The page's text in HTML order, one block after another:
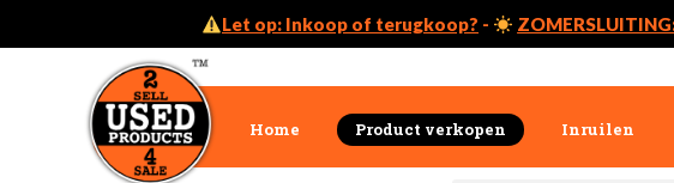
Let op: Inkoop of terugkoop? -
Home Product verkopen Inruilen